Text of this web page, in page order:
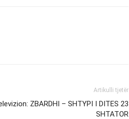
Artikulli tjetër
ZBARDHI – SHTYPI I DITES 23
SHTATOR